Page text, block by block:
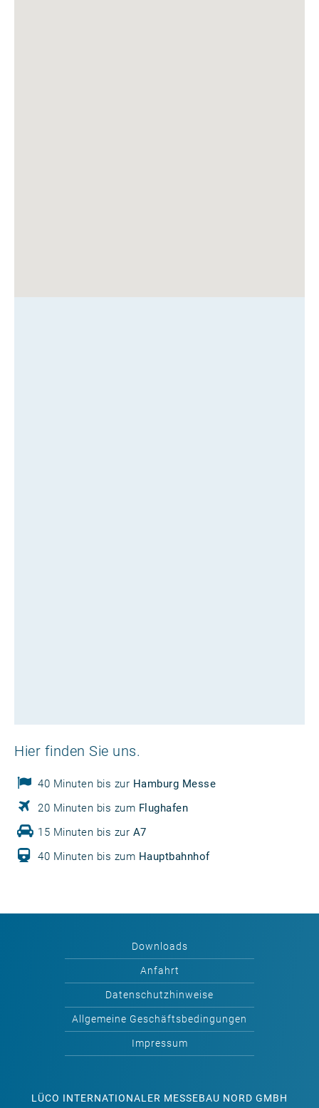
Hier finden Sie uns.
40 Minuten bis zur Hamburg Messe
20 Minuten bis zum Flughafen
15 Minuten bis zur A7
40 Minuten bis zum Hauptbahnhof
LÜCO INTERNATIONALER MESSEBAU NORD GMBH
Downloads
Anfahrt
Datenschutzhinweise
Allgemeine Geschäftsbedingungen
Impressum